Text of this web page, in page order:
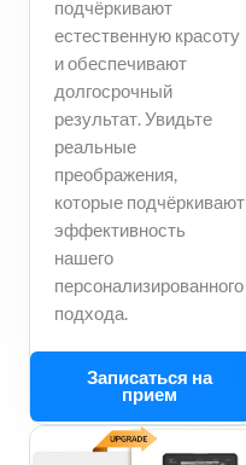
подчёркивают
естественную красоту
и обеспечивают
долгосрочный
результат. Увидьте
реальные
преображения,
которые подчёркивают
эффективность
нашего
персонализированного
подхода.
Записаться на
прием